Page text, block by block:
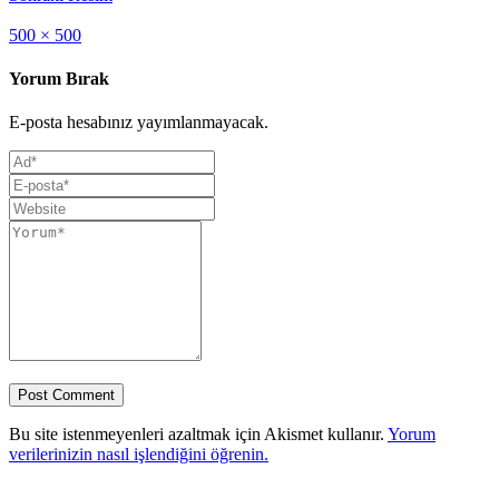
Full
500 × 500
Yorum Bırak
E-posta hesabınız yayımlanmayacak.
Bu site istenmeyenleri azaltmak için Akismet kullanır. Yorum
verilerinizin nasıl işlendiğini öğrenin.